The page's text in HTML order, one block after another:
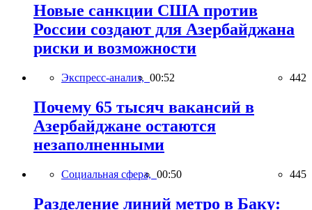
Новые санкции США против
России создают для Азербайджана
риски и возможности
Экспресс-анализ, 00:52 442
Почему 65 тысяч вакансий в
Азербайджане остаются
незаполненными
Социальная сфера, 00:50 445
Разделение линий метро в Баку: